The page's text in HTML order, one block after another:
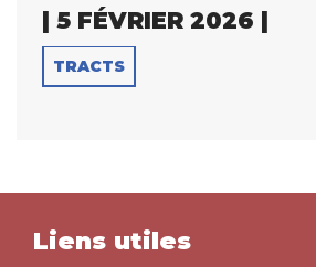
| 5 FÉVRIER 2026 |
TRACTS
Liens utiles